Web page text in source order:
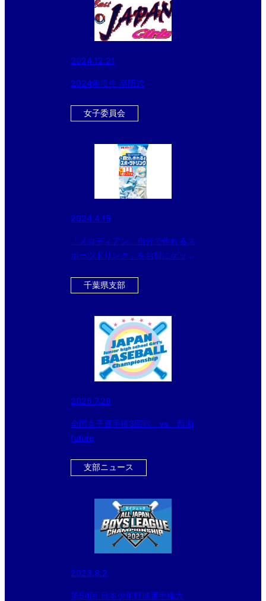
2024.12.21
2024年度生 卒団式
女子委員会
2024.4.15
「メロディアン 自分で作れるス
ポーツドリンク」をお得にゲット
に黒酢ドリンクのおまけ付
千葉県支部
2025.7.29
全国女子選手権3回戦 vs 西湘
future
支部ニュース
2023.8.2
第54回 日本少年野球選手権大